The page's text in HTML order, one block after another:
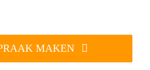
MAKEN